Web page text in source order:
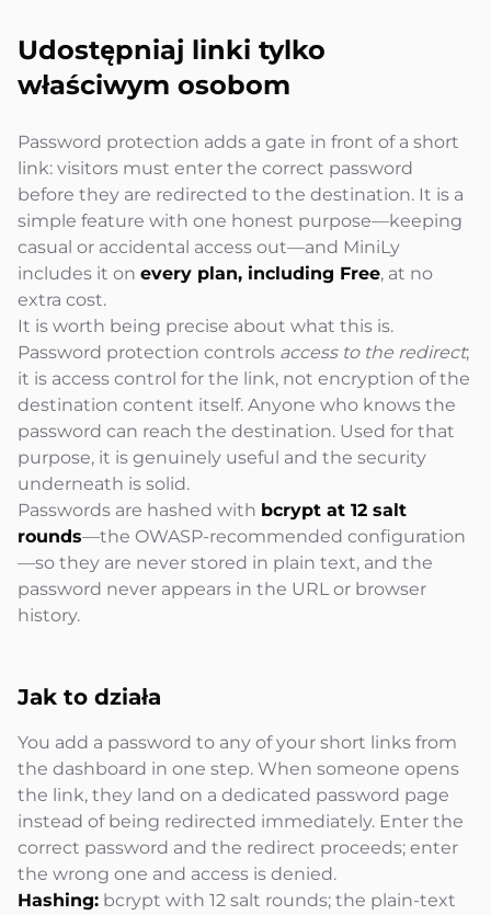
Udostępniaj linki tylko
właściwym osobom
Password protection adds a gate in front of a short
link: visitors must enter the correct password
before they are redirected to the destination. It is a
simple feature with one honest purpose—keeping
casual or accidental access out—and MiniLy
includes it on every plan, including Free, at no
extra cost.
It is worth being precise about what this is.
Password protection controls access to the redirect;
it is access control for the link, not encryption of the
destination content itself. Anyone who knows the
password can reach the destination. Used for that
purpose, it is genuinely useful and the security
underneath is solid.
Passwords are hashed with bcrypt at 12 salt
rounds—the OWASP-recommended configuration
—so they are never stored in plain text, and the
password never appears in the URL or browser
history.
Jak to działa
You add a password to any of your short links from
the dashboard in one step. When someone opens
the link, they land on a dedicated password page
instead of being redirected immediately. Enter the
correct password and the redirect proceeds; enter
the wrong one and access is denied.
Hashing: bcrypt with 12 salt rounds; the plain-text